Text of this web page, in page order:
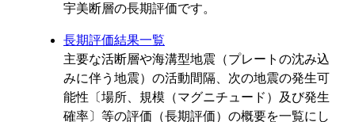
宇美断層の長期評価です。
長期評価結果一覧
主要な活断層や海溝型地震（プレートの沈み込
みに伴う地震）の活動間隔、次の地震の発生可
能性〔場所、規模（マグニチュード）及び発生
確率〕等の評価（長期評価）の概要を一覧にし